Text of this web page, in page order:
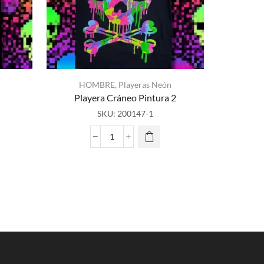
HOMBRE, Playeras Neón
Playera Cráneo Pintura 2
SKU: 200147-1
Playera